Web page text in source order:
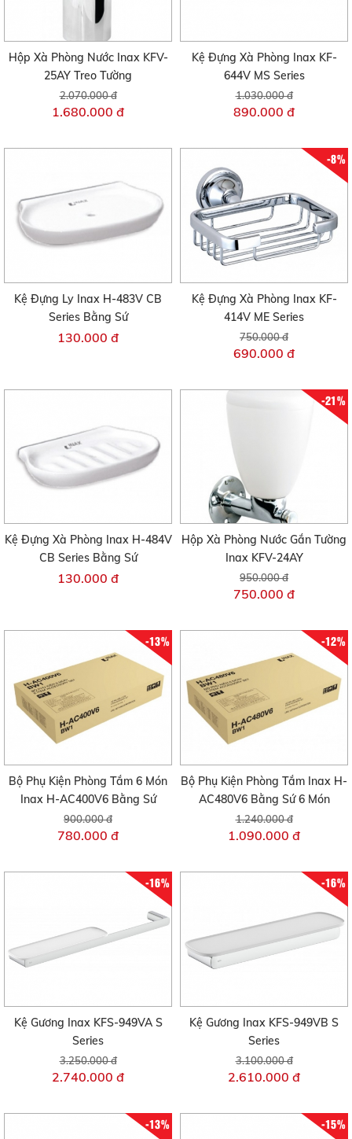
Hộp Xà Phòng Nước Inax KFV-
25AY Treo Tường
2.070.000 đ
1.680.000 đ
Kệ Đựng Xà Phòng Inax KF-
644V MS Series
1.030.000 đ
890.000 đ
Kệ Đựng Ly Inax H-483V CB
Series Bằng Sứ
130.000 đ
-8%
Kệ Đựng Xà Phòng Inax KF-
414V ME Series
750.000 đ
690.000 đ
Kệ Đựng Xà Phòng Inax H-484V
CB Series Bằng Sứ
130.000 đ
-21%
Hộp Xà Phòng Nước Gắn Tường
Inax KFV-24AY
950.000 đ
750.000 đ
-13%
Bộ Phụ Kiện Phòng Tắm 6 Món
Inax H-AC400V6 Bằng Sứ
900.000 đ
780.000 đ
-12%
Bộ Phụ Kiện Phòng Tắm Inax H-
AC480V6 Bằng Sứ 6 Món
1.240.000 đ
1.090.000 đ
-16%
Kệ Gương Inax KFS-949VA S
Series
3.250.000 đ
2.740.000 đ
-16%
Kệ Gương Inax KFS-949VB S
Series
3.100.000 đ
2.610.000 đ
-13% -15%